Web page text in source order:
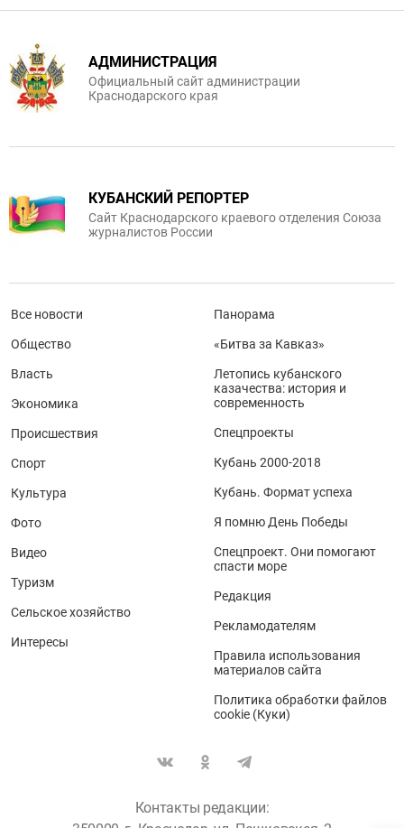
АДМИНИСТРАЦИЯ
Официальный сайт администрации
Краснодарского края
КУБАНСКИЙ РЕПОРТЕР
Сайт Краснодарского краевого отделения Союза
журналистов России
Все новости
Общество
Власть
Экономика
Происшествия
Спорт
Культура
Фото
Видео
Туризм
Сельское хозяйство
Интересы
Панорама
«Битва за Кавказ»
Летопись кубанского
казачества: история и
современность
Спецпроекты
Кубань 2000-2018
Кубань. Формат успеха
Я помню День Победы
Спецпроект. Они помогают
спасти море
Редакция
Рекламодателям
Правила использования
материалов сайта
Политика обработки файлов
cookie (Куки)
Контакты редакции: